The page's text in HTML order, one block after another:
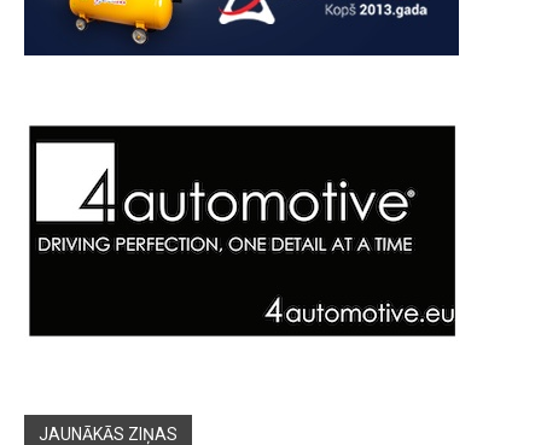
JAUNĀKĀS ZIŅAS